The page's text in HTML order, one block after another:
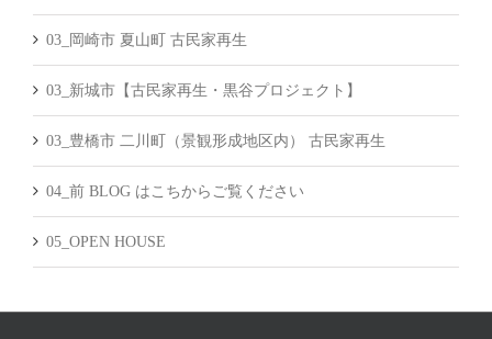
03_岡崎市 夏山町 古民家再生
03_新城市【古民家再生・黒谷プロジェクト】
03_豊橋市 二川町（景観形成地区内） 古民家再生
04_前 BLOG はこちからご覧ください
05_OPEN HOUSE